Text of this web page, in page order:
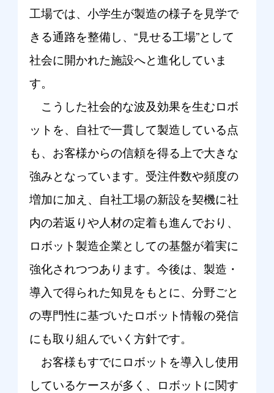
工場では、小学生が製造の様子を見学で
きる通路を整備し、“見せる工場”として
社会に開かれた施設へと進化していま
す。
こうした社会的な波及効果を生むロボ
ットを、自社で一貫して製造している点
も、お客様からの信頼を得る上で大きな
強みとなっています。受注件数や頻度の
増加に加え、自社工場の新設を契機に社
内の若返りや人材の定着も進んでおり、
ロボット製造企業としての基盤が着実に
強化されつつあります。今後は、製造・
導入で得られた知見をもとに、分野ごと
の専門性に基づいたロボット情報の発信
にも取り組んでいく方針です。
お客様もすでにロボットを導入し使用
しているケースが多く、ロボットに関す